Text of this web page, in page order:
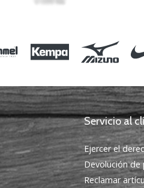
Servicio al
Ejercer el
Devolución de
Reclamar